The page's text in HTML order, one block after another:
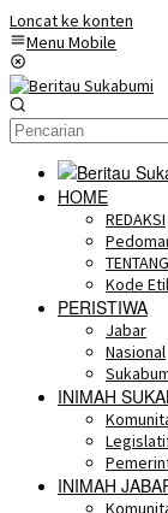
Loncat ke konten
Menu Mobile
HOME
REDAKSI
Kode
PERISTIWA
Jabar
Nasional
INIMAH
INIMAH